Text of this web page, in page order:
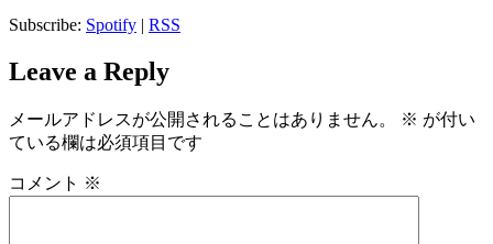
Subscribe: Spotify | RSS
Leave a Reply
メールアドレスが公開されることはありません。 ※ が付い
ている欄は必須項目です
コメント ※